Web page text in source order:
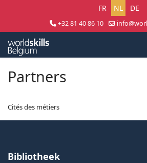
Selecteer uw
FR NL DE
+32 81 40 86 10
Partners
Cités des métiers
Bibliotheek